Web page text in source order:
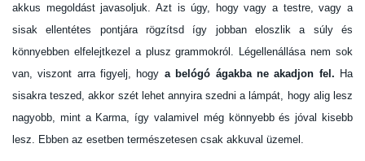
akkus megoldást javasoljuk. Azt is úgy, hogy vagy a testre, vagy a
sisak ellentétes pontjára rögzítsd így jobban eloszlik a súly és
könnyebben elfelejtkezel a plusz grammokról. Légellenállása nem sok
van, viszont arra figyelj, hogy a belógó ágakba ne akadjon fel. Ha
sisakra teszed, akkor szét lehet annyira szedni a lámpát, hogy alig lesz
nagyobb, mint a Karma, így valamivel még könnyebb és jóval kisebb
lesz. Ebben az esetben természetesen csak akkuval üzemel.